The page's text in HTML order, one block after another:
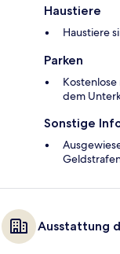
Haustiere
Haustiere
Parken
dem
Sonstige
Ausstattung